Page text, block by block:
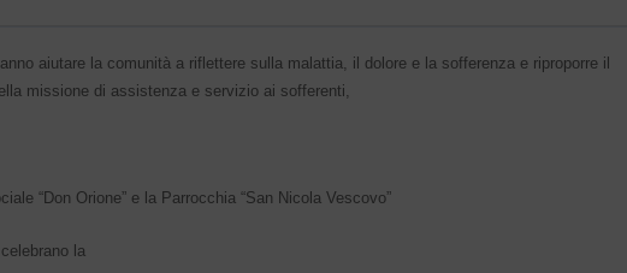
aiutare la comunità a riflettere sulla malattia, il dolore e la sofferenza e riproporre il
missione di assistenza e servizio ai sofferenti,
“Don Orione” e la Parrocchia “San Nicola Vescovo”
la